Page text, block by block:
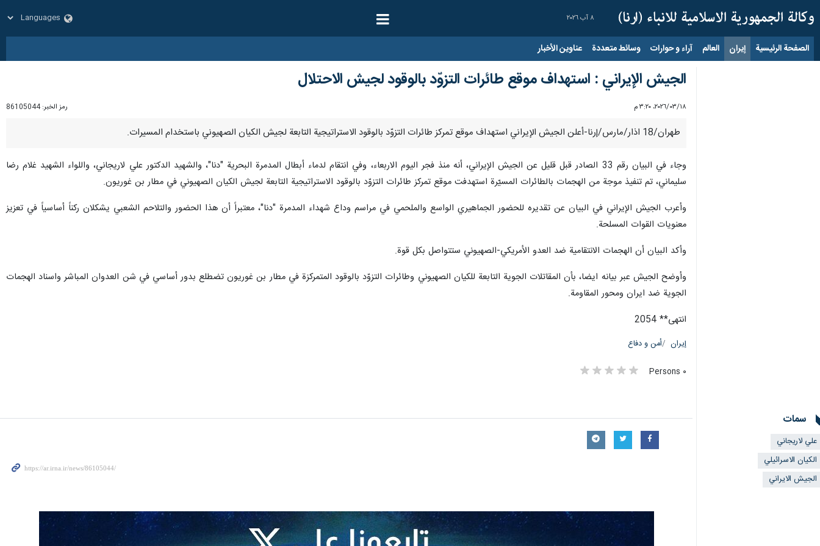
٨ آب ٢٠٢٦
الصفحة الرئيسية إيران العالم آراء و حوارات وسائط متعددة عناوين الأخبار
الجيش الإيراني : استهداف موقع طائرات التزوّد بالوقود لجيش الاحتلال
١٨‏/٠٣‏/٢٠٢٦، ٣:٢٠ م رمز الخبر: 86105044
طهران/18 اذار/مارس/إرنا-أعلن الجيش الإيراني استهداف موقع تمركز طائرات التزوّد بالوقود الاستراتيجية التابعة لجيش الكيان الصهيوني باستخدام المسيرات.
وجاء في البيان رقم 33 الصادر قبل قليل عن الجيش الإيراني، أنه منذ فجر اليوم الاربعاء، وفي انتقام لدماء أبطال المدمرة البحرية "دنا"، والشهيد الدكتور علي لاريجاني، واللواء الشهيد غلام رضا
سليماني، تم تنفيذ موجة من الهجمات بالطائرات المسيّرة استهدفت موقع تمركز طائرات التزوّد بالوقود الاستراتيجية التابعة لجيش الكيان الصهيوني في مطار بن غوريون.
وأعرب الجيش الإيراني في البيان عن تقديره للحضور الجماهيري الواسع والملحمي في مراسم وداع شهداء المدمرة "دنا"، معتبراً أن هذا الحضور والتلاحم الشعبي يشكلان ركناً أساسياً في تعزيز
معنويات القوات المسلحة.
وأكد البيان أن الهجمات الانتقامية ضد العدو الأمريكي‑الصهيوني ستتواصل بكل قوة.
وأوضح الجيش عبر بيانه ايضا، بأن المقاتلات الجوية التابعة للكيان الصهيوني وطائرات التزوّد بالوقود المتمركزة في مطار بن غوريون تضطلع بدور أساسي في شن العدوان المباشر واسناد الهجمات
الجوية ضد ايران ومحور المقاومة.
انتهى** 2054
إيران أمن و دفاع
٠ Persons
سمات
علي لاريجاني
الكيان الاسرائيلي
الجيش الايراني